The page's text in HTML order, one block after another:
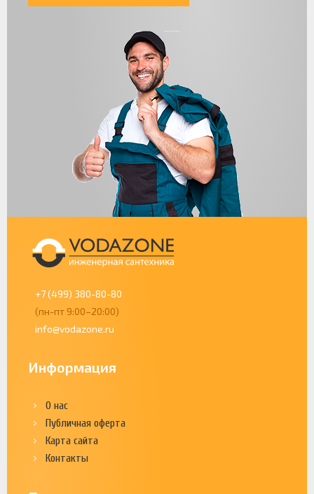
+7 (499) 380-80-80
(пн-пт 9:00–20:00)
info@vodazone.ru
Информация
О нас
Публичная оферта
Карта сайта
Контакты